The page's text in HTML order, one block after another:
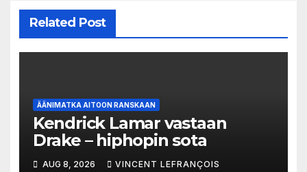
Related Post
ÄÄNIMATKA AITOON RANSKAAN
Kendrick Lamar vastaan
Drake – hiphopin sota
AUG 8, 2026 VINCENT LEFRANÇOIS